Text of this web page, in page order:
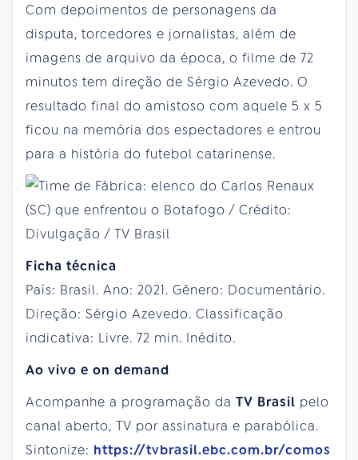
Com depoimentos de personagens da
disputa, torcedores e jornalistas, além de
imagens de arquivo da época, o filme de 72
minutos tem direção de Sérgio Azevedo. O
resultado final do amistoso com aquele 5 x 5
ficou na memória dos espectadores e entrou
para a história do futebol catarinense.
Ficha técnica
País: Brasil. Ano: 2021. Gênero: Documentário.
Direção: Sérgio Azevedo. Classificação
indicativa: Livre. 72 min. Inédito.
Ao vivo e on demand
Acompanhe a programação da TV Brasil pelo
canal aberto, TV por assinatura e parabólica.
Sintonize: https://tvbrasil.ebc.com.br/comos